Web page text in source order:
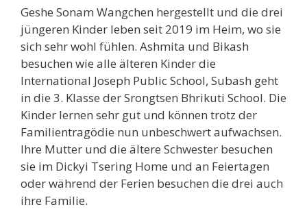
Geshe Sonam Wangchen hergestellt und die drei
jüngeren Kinder leben seit 2019 im Heim, wo sie
sich sehr wohl fühlen. Ashmita und Bikash
besuchen wie alle älteren Kinder die
International Joseph Public School, Subash geht
in die 3. Klasse der Srongtsen Bhrikuti School. Die
Kinder lernen sehr gut und können trotz der
Familientragödie nun unbeschwert aufwachsen.
Ihre Mutter und die ältere Schwester besuchen
sie im Dickyi Tsering Home und an Feiertagen
oder während der Ferien besuchen die drei auch
ihre Familie.